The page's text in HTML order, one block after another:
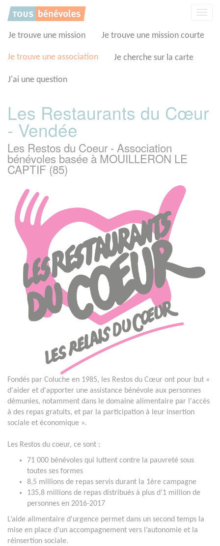
Je trouve une mission Je trouve une mission courte
Je trouve une association Je cherche sur la carte
J'ai une question
Les Restaurants du Cœur
- Vendée
Les Restos du Coeur - Association
bénévoles basée à MOUILLERON LE
CAPTIF (85)
Fondés par Coluche en 1985, les Restos du Cœur ont pour but «
d'aider et d'apporter une assistance bénévole aux personnes
démunies, notamment dans le domaine alimentaire par l'accès
à des repas gratuits, et par la participation à leur insertion
sociale et économique ».
Les Restos du coeur, ce sont :
71 000 bénévoles qui luttent contre la pauvreté sous
toutes ses formes
8,5 millions de repas servis durant la 1ère campagne
135,8 millions de repas distribués à plus d’1 million de
personnes en 2016-2017
L’aide alimentaire d'urgence permet dans un second temps la
mise en place d'un accompagnement vers l’autonomie et la
réinsertion sociale.
Panneau de gestion des cookies